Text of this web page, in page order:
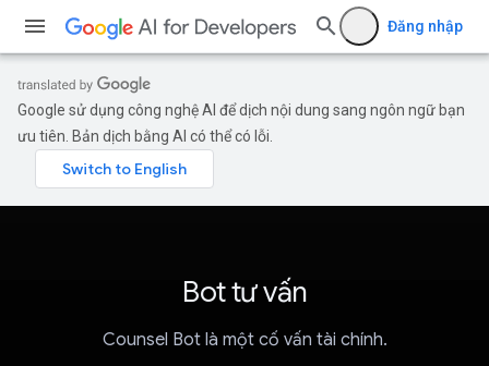
Đăng nhập
Google sử dụng công nghệ AI để dịch nội dung sang ngôn ngữ bạn
ưu tiên. Bản dịch bằng AI có thể có lỗi.
Bot tư vấn
Counsel Bot là một cố vấn tài chính.